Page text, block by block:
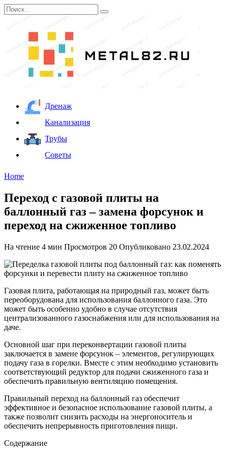
Перейти
к
Search
for:
Дренаж
Канализация
Трубы
Советы
Home
Переход с газовой плиты на
баллонный газ – замена форсунок и
переход на сжиженное топливо
На чтение 4 мин Просмотров 20 Опубликовано 23.02.2024
Газовая плита, работающая на природный газ, может быть
переоборудована для использования баллонного газа. Это
может быть особенно удобно в случае отсутствия
централизованного газоснабжения или для использования на
даче.
Основной шаг при переконвертации газовой плиты
заключается в замене форсунок – элементов, регулирующих
подачу газа в горелки. Вместе с этим необходимо установить
соответствующий редуктор для подачи сжиженного газа и
обеспечить правильную вентиляцию помещения.
Правильный переход на баллонный газ обеспечит
эффективное и безопасное использование газовой плиты, а
также позволит снизить расходы на энергоноситель и
обеспечить непрерывность приготовления пищи.
Содержание